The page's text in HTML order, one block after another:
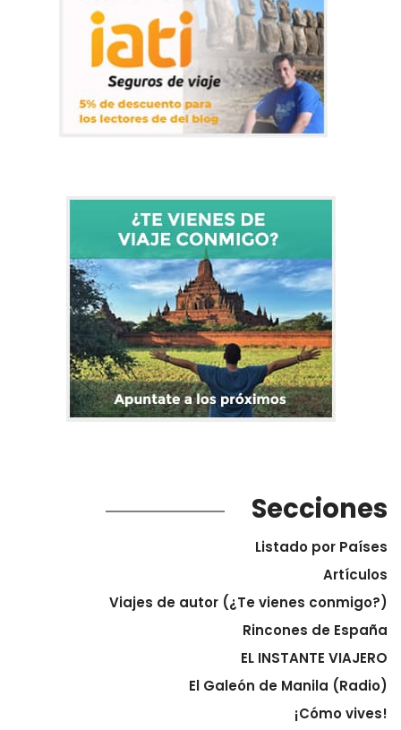
Secciones
Listado por Países
Artículos
Viajes de autor (¿Te vienes conmigo?)
Rincones de España
EL INSTANTE VIAJERO
El Galeón de Manila (Radio)
¡Cómo vives!